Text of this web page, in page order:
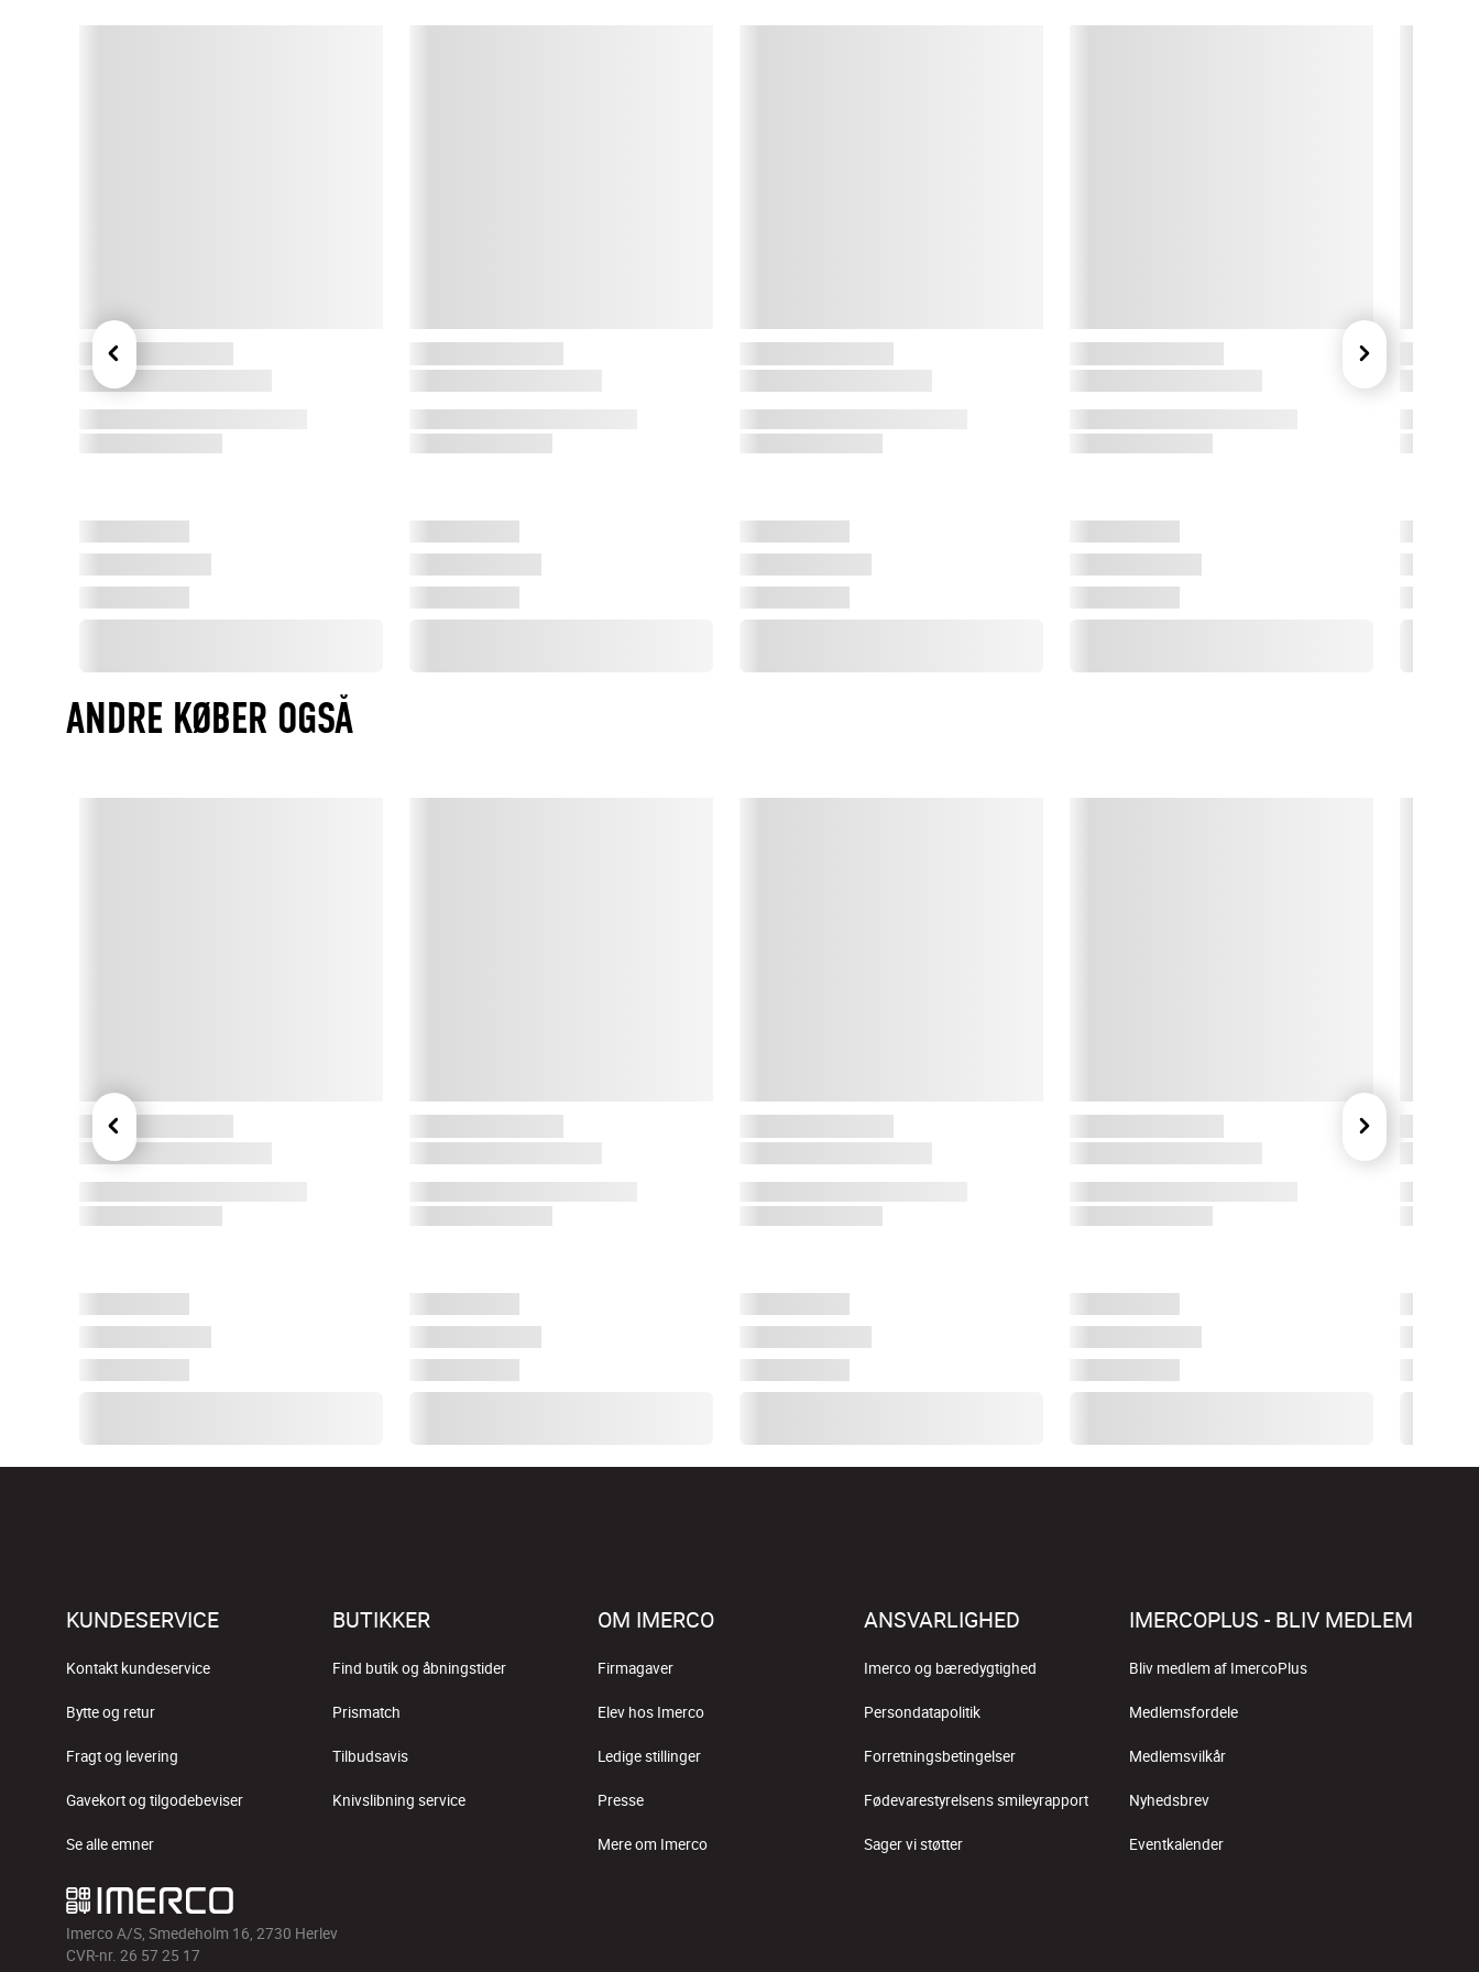
ANDRE KØBER OGSÅ
KUNDESERVICE
Kontakt kundeservice
Bytte og retur
Fragt og levering
Gavekort og tilgodebeviser
Se alle emner
BUTIKKER
Find butik og åbningstider
Prismatch
Tilbudsavis
Knivslibning service
OM IMERCO
Firmagaver
Elev hos Imerco
Ledige stillinger
Presse
Mere om Imerco
ANSVARLIGHED
Imerco og bæredygtighed
Persondatapolitik
Forretningsbetingelser
Fødevarestyrelsens smileyrapport
Sager vi støtter
IMERCOPLUS - BLIV MEDLEM
Bliv medlem af ImercoPlus
Medlemsfordele
Medlemsvilkår
Nyhedsbrev
Eventkalender
Imerco A/S, Smedeholm 16, 2730 Herlev
CVR-nr. 26 57 25 17